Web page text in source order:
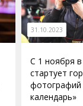
31.10.2023
С 1 ноября
стартует
фотографий
календарь»